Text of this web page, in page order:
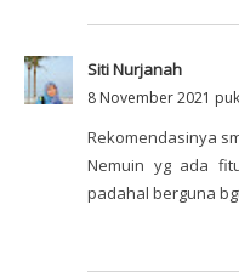
Siti Nurjanah
8 November 2021
Rekomendasinya
Nemuin yg ada
padahal berguna